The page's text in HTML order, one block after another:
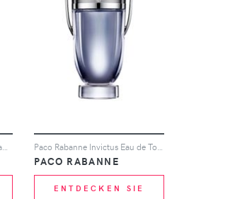
Narciso Rodriguez FOREVER Eau de Parfum 100ml
PACO RABANNE
ENTDECKEN SIE